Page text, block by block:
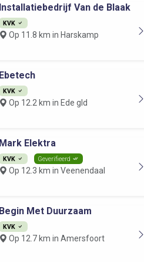
Installatiebedrijf Van de Blaak
KVK
Op 11.8 km in Harskamp
Ebetech
KVK
Op 12.2 km in Ede gld
Mark Elektra
KVK Geverifieerd
Op 12.3 km in Veenendaal
Begin Met Duurzaam
KVK
Op 12.7 km in Amersfoort